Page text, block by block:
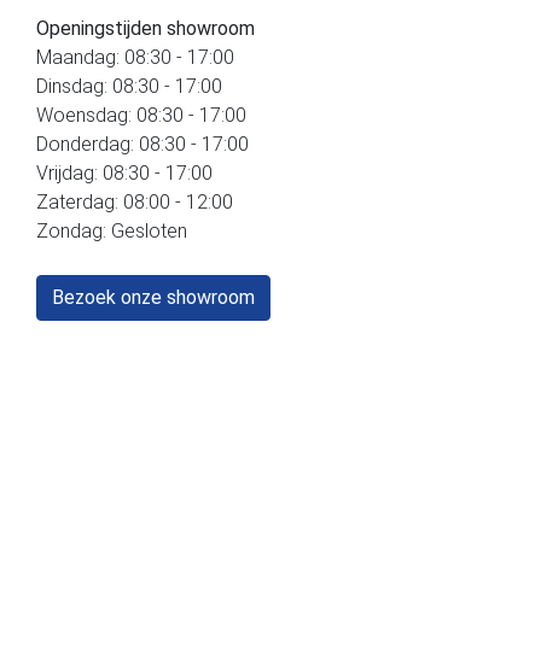
Openingstijden showroom
Maandag: 08:30 - 17:00
Dinsdag: 08:30 - 17:00
Woensdag: 08:30 - 17:00
Donderdag: 08:30 - 17:00
Vrijdag: 08:30 - 17:00
Zaterdag: 08:00 - 12:00
Zondag: Gesloten
Bezoek onze showroom